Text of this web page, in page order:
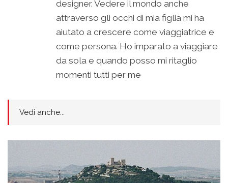
designer. Vedere il mondo anche
attraverso gli occhi di mia figlia mi ha
aiutato a crescere come viaggiatrice e
come persona. Ho imparato a viaggiare
da sola e quando posso mi ritaglio
momenti tutti per me
Vedi anche...